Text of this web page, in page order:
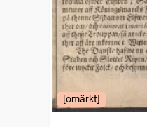
[omärkt]